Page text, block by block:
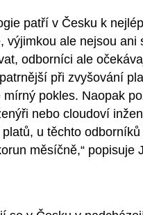
patří v Česku k
výjimkou ale nejsou
odborníci ale
při zvyšování
pokles. Naopak
nebo cloudoví
u těchto
měsíčně,“ popisuje